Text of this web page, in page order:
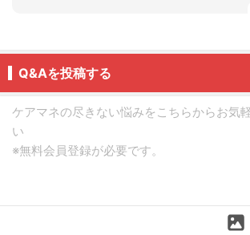
Q&Aを投稿する